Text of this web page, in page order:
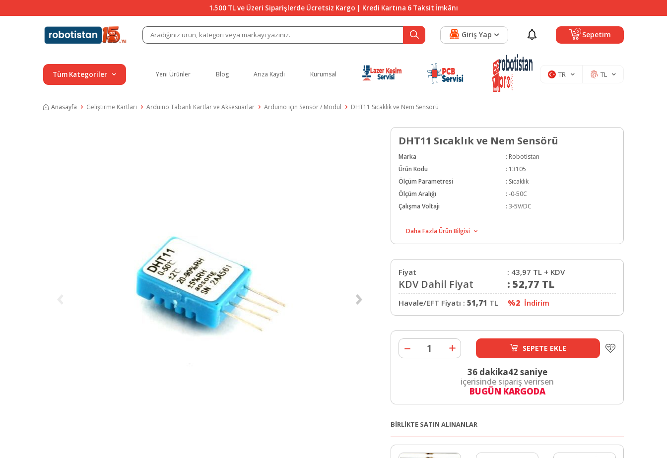
1.500 TL ve Üzeri Siparişlerde Ücretsiz Kargo | Kredi Kartına 6 Taksit İmkânı
0 Sepetim
Giriş Yap
Tüm Kategoriler Yeni Ürünler Blog Arıza Kaydı Kurumsal TR TL
Anasayfa Geliştirme Kartları Arduino Tabanlı Kartlar ve Aksesuarlar Arduino için Sensör / Modül DHT11 Sıcaklık ve Nem Sensörü
DHT11 Sıcaklık ve Nem Sensörü
Marka : Robotistan
Ürün Kodu
: 13105
Ölçüm Parametresi
: Sıcaklık
Ölçüm Aralığı
: -0-50C
Çalışma Voltajı
: 3-5V/DC
Daha Fazla Ürün Bilgisi
Fiyat : 43,97 TL + KDV
KDV Dahil Fiyat : 52,77 TL
Havale/EFT Fiyatı : 51,71 TL %2 İndirim
SEPETE EKLE
36 dakika42 saniye
içerisinde sipariş verirsen
BUGÜN KARGODA
BİRLİKTE SATIN ALINANLAR